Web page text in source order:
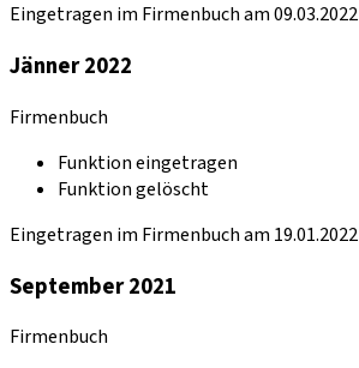
Eingetragen im Firmenbuch am 09.03.2022
Jänner 2022
Firmenbuch
Funktion eingetragen
Funktion gelöscht
Eingetragen im Firmenbuch am 19.01.2022
September 2021
Firmenbuch